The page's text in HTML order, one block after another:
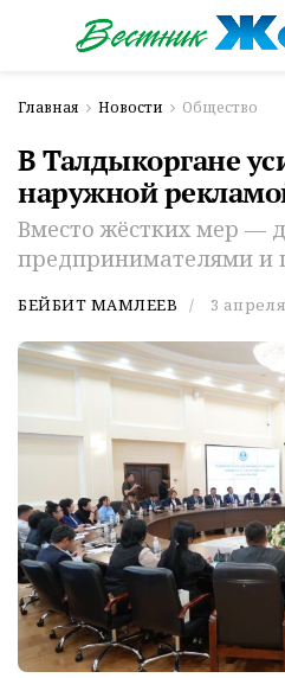
Главная Новости Общество
В Талдыкоргане
наружной
Вместо жёстких мер —
предпринимателями и
БЕЙБИТ МАМЛЕЕВ 3